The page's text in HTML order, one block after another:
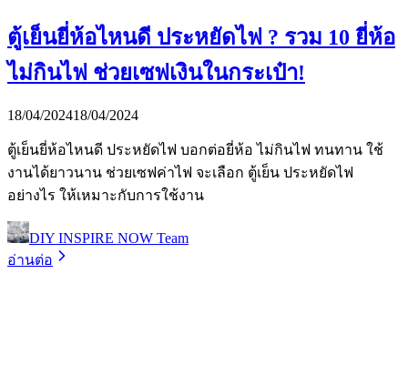
ตู้เย็นยี่ห้อไหนดี ประหยัดไฟ ? รวม 10 ยี่ห้อ
ไม่กินไฟ ช่วยเซฟเงินในกระเป๋า!
18/04/202418/04/2024
ตู้เย็นยี่ห้อไหนดี ประหยัดไฟ บอกต่อยี่ห้อ ไม่กินไฟ ทนทาน ใช้
งานได้ยาวนาน ช่วยเซฟค่าไฟ จะเลือก ตู้เย็น ประหยัดไฟ
อย่างไร ให้เหมาะกับการใช้งาน
DIY INSPIRE NOW Team
อ่านต่อ